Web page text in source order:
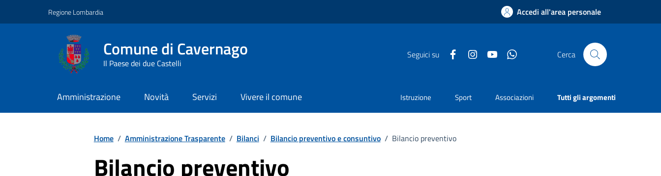
Regione Lombardia Accedi all'area personale
Comune di Cavernago
Il Paese dei due Castelli
Seguici su Facebook InstagramYouTube Cerca
Amministrazione Novità Servizi Vivere il comune Istruzione Sport Associazioni Tutti gli argomenti
Home / Amministrazione Trasparente / Bilanci / Bilancio preventivo e consuntivo / Bilancio preventivo
Bilancio preventivo